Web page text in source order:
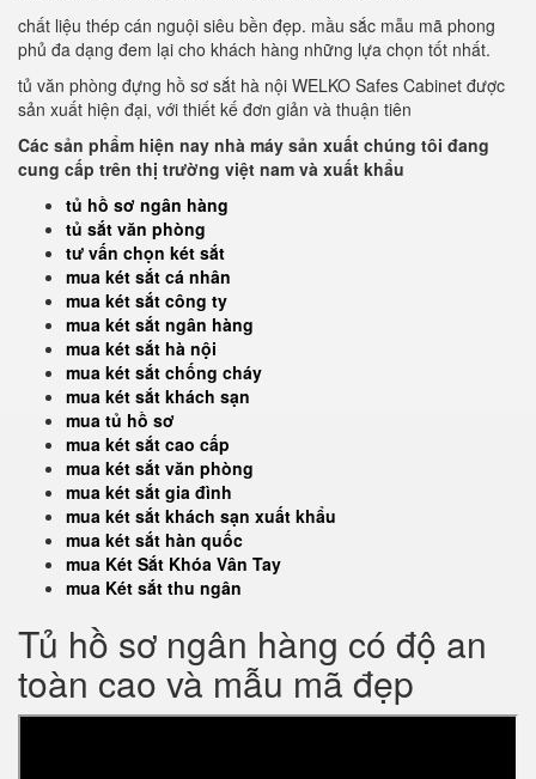
chất liệu thép cán nguội siêu bền đẹp. mầu sắc mẫu mã phong
phủ đa dạng đem lại cho khách hàng những lựa chọn tốt nhất.
tủ văn phòng đựng hồ sơ sắt hà nội WELKO Safes Cabinet được
sản xuất hiện đại, với thiết kế đơn giản và thuận tiên
Các sản phẩm hiện nay nhà máy sản xuất chúng tôi đang
cung cấp trên thị trường việt nam và xuất khẩu
tủ hồ sơ ngân hàng
tủ sắt văn phòng
tư vấn chọn két sắt
mua két sắt cá nhân
mua két sắt công ty
mua két sắt ngân hàng
mua két sắt hà nội
mua két sắt chống cháy
mua két sắt khách sạn
mua tủ hồ sơ
mua két sắt cao cấp
mua két sắt văn phòng
mua két sắt gia đình
mua két sắt khách sạn xuất khẩu
mua két sắt hàn quốc
mua Két Sắt Khóa Vân Tay
mua Két sắt thu ngân
Tủ hồ sơ ngân hàng có độ an
toàn cao và mẫu mã đẹp